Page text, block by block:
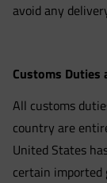
avoid any
Customs Duties
All customs
country are
United States
certain imported